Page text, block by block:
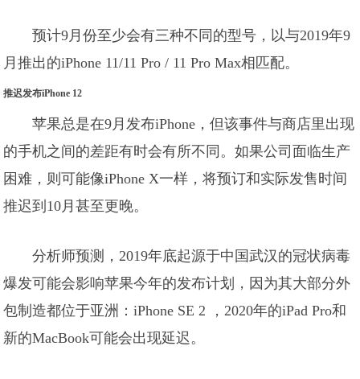
预计9月份至少会有三种不同的型号，以与2019年9
月推出的iPhone 11/11 Pro / 11 Pro Max相匹配。
推迟发布iPhone 12
苹果总是在9月发布iPhone，但该事件与商店里出现
的手机之间的差距有时会有所不同。如果公司面临生产
困难，则可能像iPhone X一样，将预订和实际发售时间
推迟到10月甚至更晚。
分析师预测，2019年底起源于中国武汉的冠状病毒
爆发可能会影响苹果今年的发布计划，因为其大部分外
包制造都位于亚洲：iPhone SE 2 ，2020年的iPad Pro和
新的MacBook可能会出现延迟。